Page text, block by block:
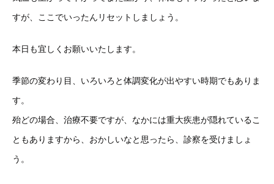
すが、ここでいったんリセットしましょう。
本日も宜しくお願いいたします。
季節の変わり目、いろいろと体調変化が出やすい時期でもありま
す。
殆どの場合、治療不要ですが、なかには重大疾患が隠れているこ
ともありますから、おかしいなと思ったら、診察を受けましょ
う。